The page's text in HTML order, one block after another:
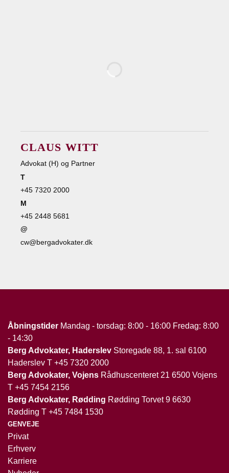
CLAUS WITT
Advokat (H) og Partner
T
+45 7320 2000
M
+45 2448 5681
@
cw@bergadvokater.dk
Åbningstider Mandag - torsdag: 8:00 - 16:00 Fredag: 8:00
- 14:30
Berg Advokater, Haderslev Storegade 88, 1. sal 6100
Haderslev T +45 7320 2000
Berg Advokater, Vojens Rådhuscenteret 21 6500 Vojens
T +45 7454 2156
Berg Advokater, Rødding Rødding Torvet 9 6630
Rødding T +45 7484 1530
GENVEJE
Privat
Erhverv
Karriere